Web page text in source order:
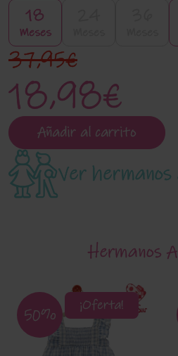
18
Meses
18,98€
37,95€
Añadir al carrito
Ver hermanos
Hermanos
¡Oferta!
50%